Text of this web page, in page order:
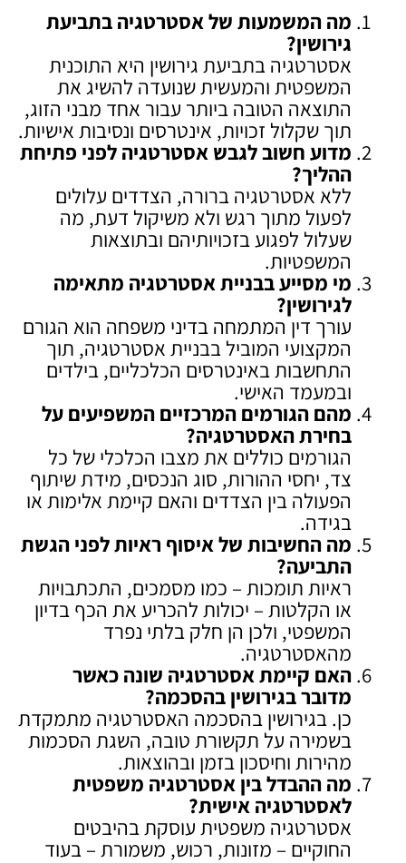
מה המשמעות של אסטרטגיה בתביעת
גירושין?
אסטרטגיה בתביעת גירושין היא התוכנית
המשפטית והמעשית שנועדה להשיג את
התוצאה הטובה ביותר עבור אחד מבני הזוג,
תוך שקלול זכויות, אינטרסים ונסיבות אישיות.
מדוע חשוב לגבש אסטרטגיה לפני פתיחת
ההליך?
ללא אסטרטגיה ברורה, הצדדים עלולים
לפעול מתוך רגש ולא משיקול דעת, מה
שעלול לפגוע בזכויותיהם ובתוצאות
המשפטיות.
מי מסייע בבניית אסטרטגיה מתאימה
לגירושין?
עורך דין המתמחה בדיני משפחה הוא הגורם
המקצועי המוביל בבניית אסטרטגיה, תוך
התחשבות באינטרסים הכלכליים, בילדים
ובמעמד האישי.
מהם הגורמים המרכזיים המשפיעים על
בחירת האסטרטגיה?
הגורמים כוללים את מצבו הכלכלי של כל
צד, יחסי ההורות, סוג הנכסים, מידת שיתוף
הפעולה בין הצדדים והאם קיימת אלימות או
בגידה.
מה החשיבות של איסוף ראיות לפני הגשת
התביעה?
ראיות תומכות – כמו מסמכים, התכתבויות
או הקלטות – יכולות להכריע את הכף בדיון
המשפטי, ולכן הן חלק בלתי נפרד
מהאסטרטגיה.
האם קיימת אסטרטגיה שונה כאשר
מדובר בגירושין בהסכמה?
כן. בגירושין בהסכמה האסטרטגיה מתמקדת
בשמירה על תקשורת טובה, השגת הסכמות
מהירות וחיסכון בזמן ובהוצאות.
מה ההבדל בין אסטרטגיה משפטית
לאסטרטגיה אישית?
אסטרטגיה משפטית עוסקת בהיבטים
החוקיים – מזונות, רכוש, משמורת – בעוד